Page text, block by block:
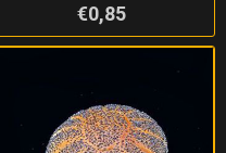
€0,85